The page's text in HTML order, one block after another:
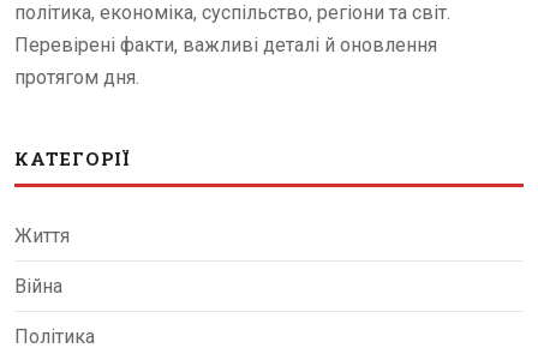
політика, економіка, суспільство, регіони та світ.
Перевірені факти, важливі деталі й оновлення
протягом дня.
КАТЕГОРІЇ
Життя
Війна
Політика